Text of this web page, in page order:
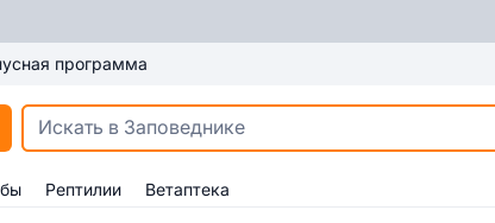
программа
Рептилии Ветаптека